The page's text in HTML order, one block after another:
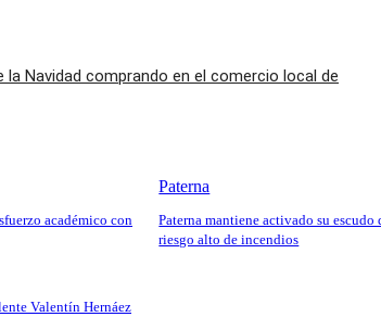
Navidad comprando en el comercio local de
académico con
Paterna
Paterna mantiene activado su
riesgo alto de incendios
Valentín Hernáez